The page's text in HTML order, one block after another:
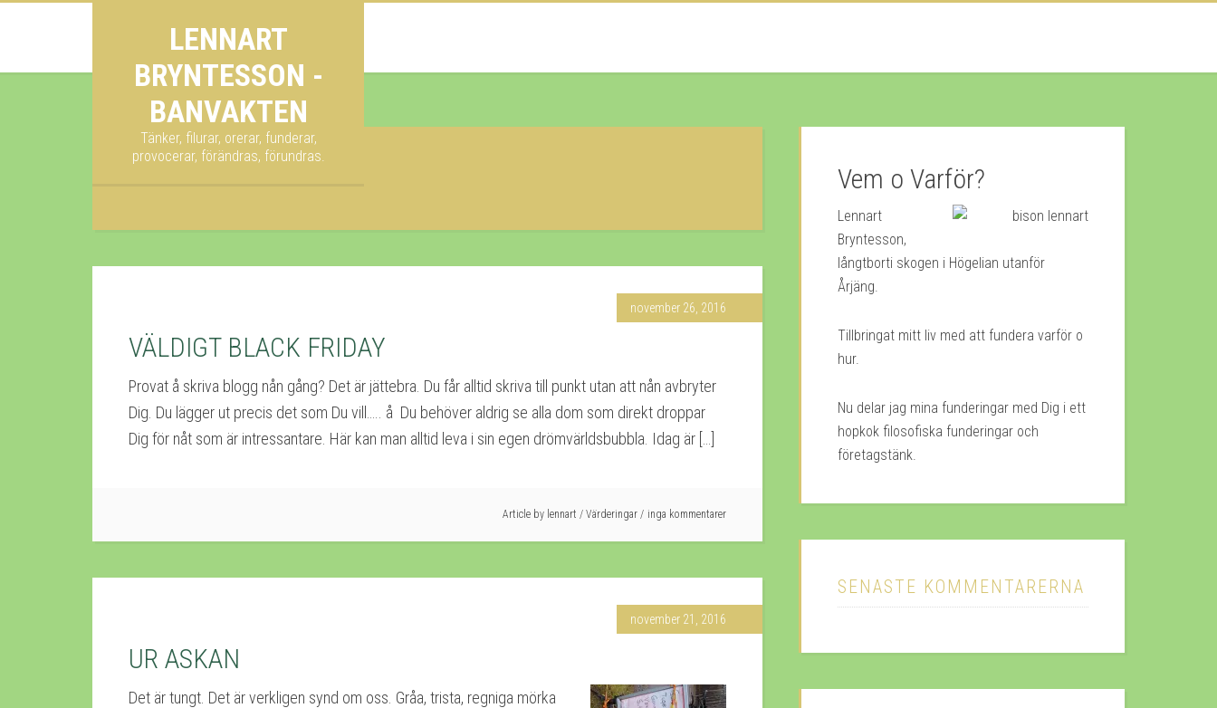
LENNART
BRYNTESSON -
BANVAKTEN
Tänker, filurar, orerar, funderar,
provocerar, förändras, förundras.
november 26, 2016
VÄLDIGT BLACK FRIDAY
Provat å skriva blogg nån gång? Det är jättebra. Du får alltid skriva till punkt utan att nån avbryter
Dig. Du lägger ut precis det som Du vill….. å Du behöver aldrig se alla dom som direkt droppar
Dig för nåt som är intressantare. Här kan man alltid leva i sin egen drömvärldsbubbla. Idag är […]
Article by lennart / Värderingar inga kommentarer
november 21, 2016
UR ASKAN
Det är tungt. Det är verkligen synd om oss. Gråa, trista, regniga mörka
Vem o Varför?
Lennart
Bryntesson,
långtborti skogen i Högelian utanför
Årjäng.
Tillbringat mitt liv med att fundera varför o
hur.
Nu delar jag mina funderingar med Dig i ett
hopkok filosofiska funderingar och
företagstänk.
SENASTE KOMMENTARERNA